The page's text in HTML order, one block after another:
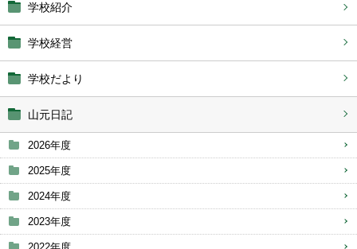
学校紹介
学校経営
学校だより
山元日記
2026年度
2025年度
2024年度
2023年度